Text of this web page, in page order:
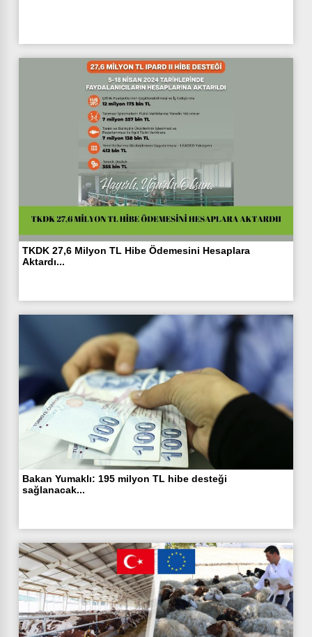
TKDK 27,6 Milyon TL Hibe Ödemesini Hesaplara
Aktardı...
Bakan Yumaklı: 195 milyon TL hibe desteği
sağlanacak...